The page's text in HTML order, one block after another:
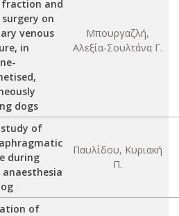
fraction and
on
venous
in
dogs
Μπουργαζλή,
Αλεξία-Σουλτάνα Γ.
study of
during
anaesthesia
Παυλίδου, Κυριακή
Π.
of